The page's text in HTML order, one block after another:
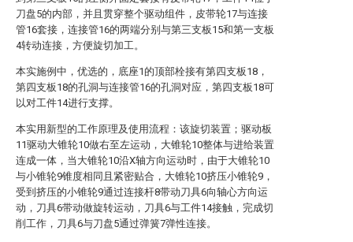
刀盘5的内部，并且贯穿整个驱动组件，皮带轮17与连接
管16套接，连接管16的两端分别与第三支板15和第一支板
4转动连接，方便旋切加工。
本实施例中，优选的，底座1的顶部栓接有第四支板18，
第四支板18的孔洞与连接管16的孔洞对应，第四支板18可
以对工件14进行支撑。
本实用新型的工作原理及使用流程：该旋切装置；驱动板
11驱动大锥轮10做右至左运动，大锥轮10整体与进给装置
连成一体，当大锥轮10沿X轴方向运动时，由于大锥轮10
与小锥轮9锥度相同且紧密贴合，大锥轮10挤压小锥轮9，
受到挤压的小锥轮9通过连接杆8带动刀具6向轴心方向运
动，刀具6带动做旋转运动，刀具6与工件14接触，完成切
削工作，刀具6与刀盘5通过弹簧7弹性连接。